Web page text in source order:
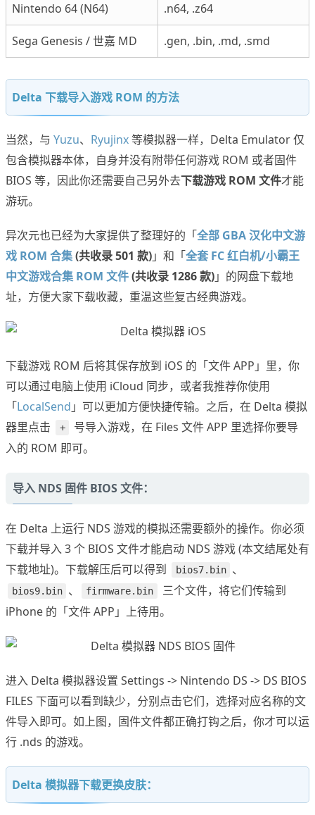
Nintendo 64 (N64) .n64, .z64
Sega Genesis / 世嘉 MD .gen, .bin, .md, .smd
Delta 下载导入游戏 ROM 的方法
当然，与 Yuzu、 Ryujinx等模拟器一样，Delta Emulator 仅
包含模拟器本体，自身并没有附带任何游戏 ROM 或者固件
BIOS 等，因此你还需要自己另外去下载游戏 ROM 文件才能
游玩。
异次元也已经为大家提供了整理好的「全部 GBA 汉化中文游
戏 ROM 合集(共收录 501 款)」和「全套 FC 红白机/小霸王
中文游戏合集 ROM 文件(共收录 1286 款)」的网盘下载地
址，方便大家下载收藏，重温这些复古经典游戏。
下载游戏 ROM 后将其保存放到 iOS 的「文件 APP」里，你
可以通过电脑上使用 iCloud 同步，或者我推荐你使用
「LocalSend 」可以更加方便快捷传输。之后，在 Delta 模拟
器里点击
+
号导入游戏，在 Files 文件 APP 里选择你要导
入的 ROM 即可。
导入 NDS 固件 BIOS 文件：
在 Delta 上运行 NDS 游戏的模拟还需要额外的操作。你必须
下载并导入 3 个 BIOS 文件才能启动 NDS 游戏 (本文结尾处有
下载地址)。下载解压后可以得到
bios7.bin 、
bios9.bin 、 firmware.bin
三个文件，将它们传输到
iPhone 的「文件 APP」上待用。
进入 Delta 模拟器设置 Settings -> Nintendo DS -> DS BIOS
FILES 下面可以看到缺少，分别点击它们，选择对应名称的文
件导入即可。如上图，固件文件都正确打钩之后，你才可以运
行 .nds 的游戏。
Delta 模拟器下载更换皮肤：